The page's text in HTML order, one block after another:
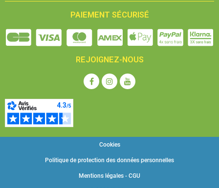
PAIEMENT SÉCURISÉ
REJOIGNEZ-NOUS
Mentions légales - CGU
Politique de protection des données personnelles
Cookies